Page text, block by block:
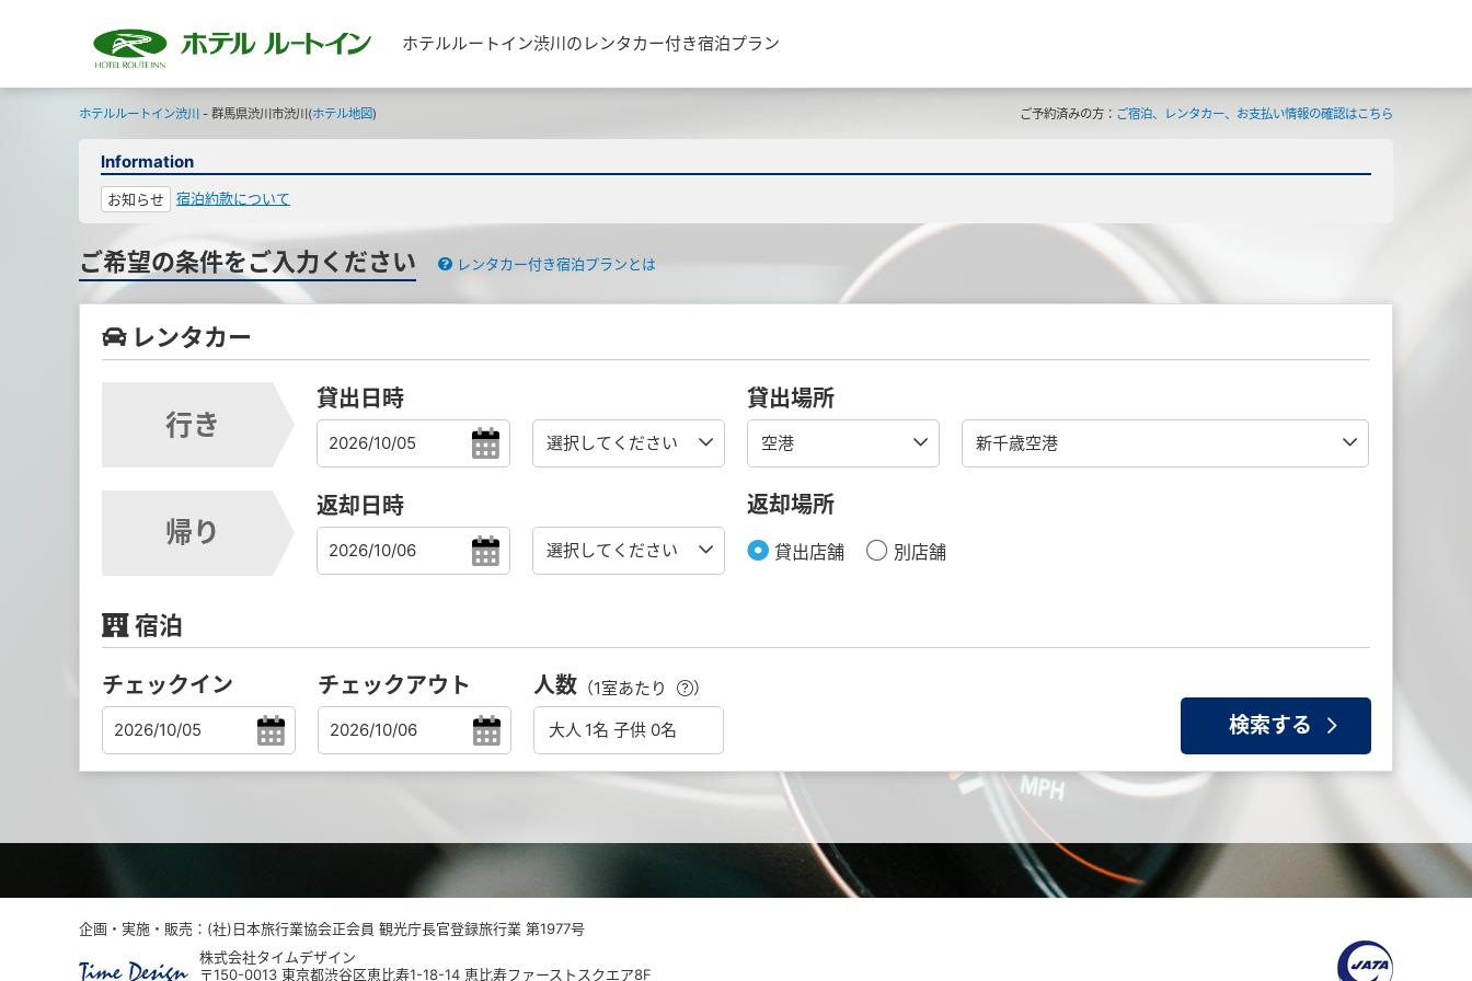
ホテルルートイン渋川のレンタカー付き宿泊プラン
ホテルルートイン渋川 - 群馬県渋川市渋川(ホテル地図) ご予約済みの方： ご宿泊、レンタカー、お支払い情報の確認はこちら
Information
お知らせ 宿泊約款について
ご希望の条件をご入力ください レンタカー付き宿泊プランとは
レンタカー
行き
貸出日時 貸出場所
帰り
返却日時 返却場所
貸出店舗 別店舗
宿泊
チェックイン チェックアウト 人数 （1室あたり ）
企画・実施・販売：(社)日本旅行業協会正会員 観光庁長官登録旅行業 第1977号
株式会社タイムデザイン
〒150-0013 東京都渋谷区恵比寿1-18-14 恵比寿ファーストスクエア8F